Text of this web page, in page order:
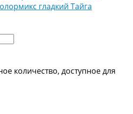
гладкий Тайга
количество, доступное для